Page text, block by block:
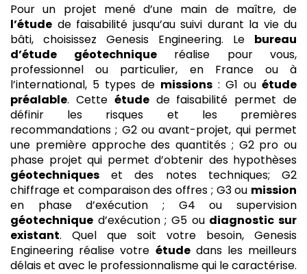
Pour un projet mené d’une main de maître, de
l’étude de faisabilité jusqu’au suivi durant la vie du
bâti, choisissez Genesis Engineering. Le bureau
d’étude géotechniqueréalise pour vous,
professionnel ou particulier, en France ou à
l’international, 5 types de missions : G1 ou étude
préalable. Cette étudede faisabilité permet de
définir les risques et les premières
recommandations ; G2 ou avant-projet, qui permet
une première approche des quantités ; G2 pro ou
phase projet qui permet d’obtenir des hypothèses
géotechniques et des notes techniques; G2
chiffrage et comparaison des offres ; G3 ou mission
en phase d’exécution ; G4 ou supervision
géotechnique d’exécution ; G5 ou diagnostic sur
existant. Quel que soit votre besoin, Genesis
Engineering réalise votre étudedans les meilleurs
délais et avec le professionnalisme qui le caractérise.